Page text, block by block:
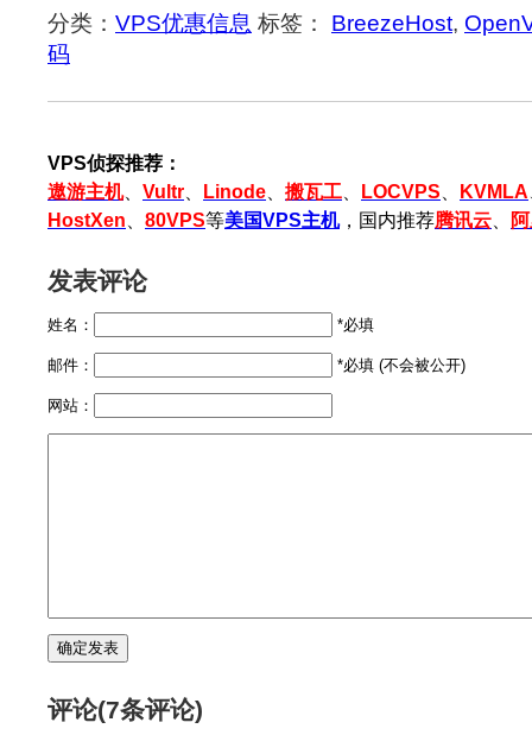
分类： VPS优惠信息 标签： BreezeHost,
码
VPS侦探推荐：
遨游主机、 Vultr Linode 搬瓦工 LOCVPS KVMLA
HostXen
80VPS等美国VPS主机，国内推荐腾讯云
发表评论
姓名： *必填
邮件： *必填 (不会被公开)
网站：
评论(7条评论)